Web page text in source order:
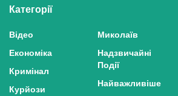
Категорії
Відео
Економіка
Кримінал
Курйози
Миколаїв
Надзвичайні
Події
Найважливіше